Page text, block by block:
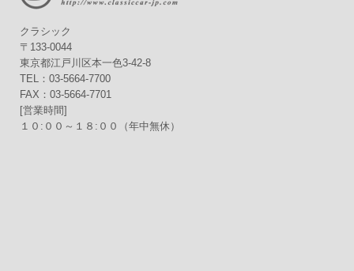
クラシック
〒133-0044
東京都江戸川区本一色3-42-8
TEL：03-5664-7700
FAX：03-5664-7701
[営業時間]
１０:００～１８:００（年中無休）